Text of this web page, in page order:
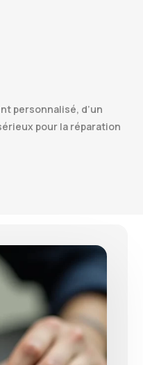
personnalisé, d’un
pour la réparation